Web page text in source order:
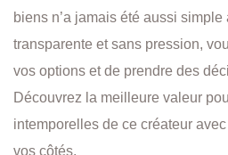
biens n’a jamais été aussi
transparente et sans pression,
vos options et de prendre des
Découvrez la meilleure valeur
intemporelles de ce créateur
vos côtés.